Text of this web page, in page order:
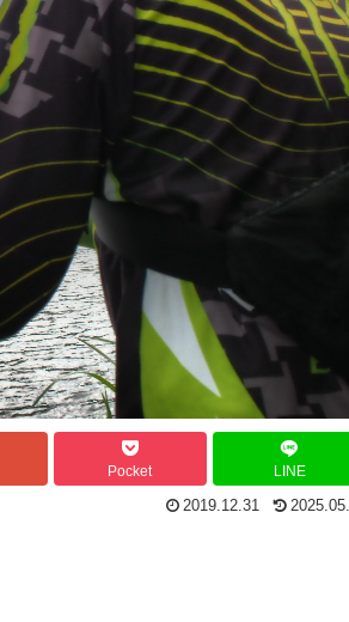
Pocket LINE
2019.12.31